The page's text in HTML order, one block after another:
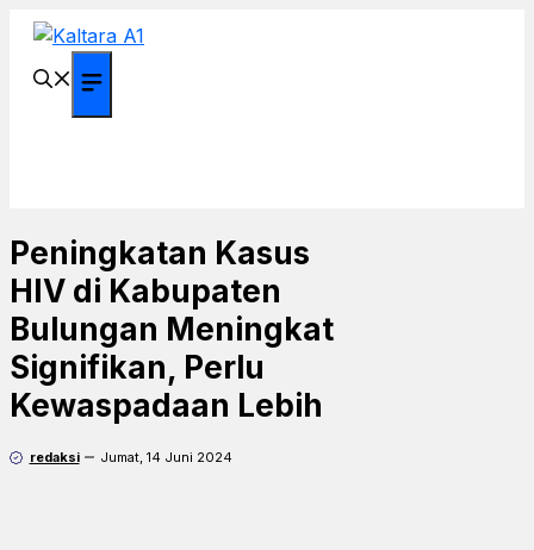
Langsung
Peningkatan Kasus
HIV di Kabupaten
Bulungan Meningkat
Signifikan, Perlu
Kewaspadaan Lebih
redaksi Jumat, 14 Juni 2024